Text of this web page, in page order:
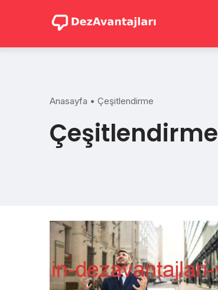
Anasayfa • Çeşitlendirme
Çeşitlendirme